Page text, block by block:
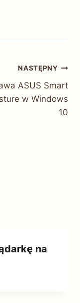
NASTĘPNY
ASUS Smart
w Windows
10
na